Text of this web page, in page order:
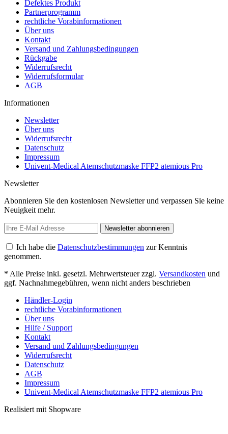
Defektes Produkt
Partnerprogramm
rechtliche Vorabinformationen
Über uns
Kontakt
Versand und Zahlungsbedingungen
Rückgabe
Widerrufsrecht
Widerrufsformular
AGB
Informationen
Newsletter
Über uns
Widerrufsrecht
Datenschutz
Impressum
Univent-Medical Atemschutzmaske FFP2 atemious Pro
Newsletter
Abonnieren Sie den kostenlosen Newsletter und verpassen Sie keine
Neuigkeit mehr.
Newsletter abonnieren
Ich habe die Datenschutzbestimmungen zur Kenntnis
genommen.
* Alle Preise inkl. gesetzl. Mehrwertsteuer zzgl. Versandkosten und
ggf. Nachnahmegebühren, wenn nicht anders beschrieben
Händler-Login
rechtliche Vorabinformationen
Über uns
Hilfe / Support
Kontakt
Versand und Zahlungsbedingungen
Widerrufsrecht
Datenschutz
AGB
Impressum
Univent-Medical Atemschutzmaske FFP2 atemious Pro
Realisiert mit Shopware